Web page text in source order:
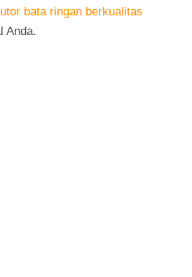
bata ringan berkualitas
Anda.